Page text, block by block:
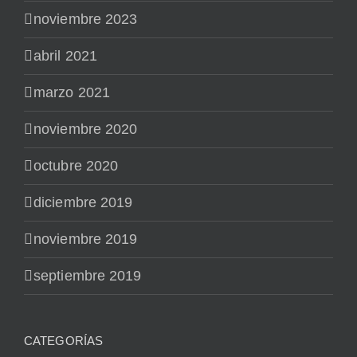
noviembre 2023
abril 2021
marzo 2021
noviembre 2020
octubre 2020
diciembre 2019
noviembre 2019
septiembre 2019
CATEGORÍAS